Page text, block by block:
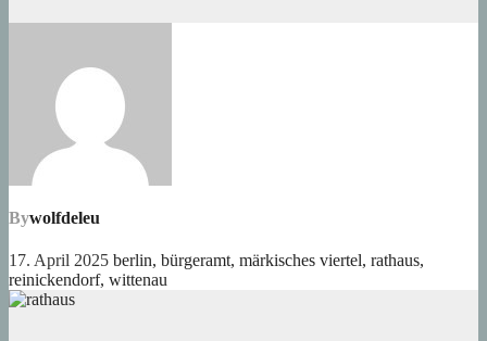
Bywolfdeleu
17. April 2025 berlin, bürgeramt, märkisches viertel, rathaus,
reinickendorf, wittenau